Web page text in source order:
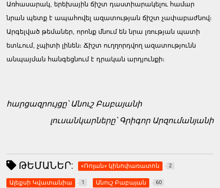
Առհասարակ, երեխային ճիշտ դաստիարակելու համար
նրան պետք է ապահովել ազատության ճիշտ չափաբաժնով։
Արգելված թեմաներ, որոնք մնում են նրա լռության պատի
ետևում, չպիտի լինեն։ Ճիշտ ուղղորդվող ազատությունն
անպայման հանգեցնում է դրական արդյունքի։
հարցազրույցը՝ Անուշ Բաբայանի
լուսանկարները՝ Գրիգոր Արզումանյանի
ԹԵՄԱՆԵՐ: «Ռոլան» կինոփառատոն 2
Ալեքսի Կվատանիա 1 Անուշ Բաբայան 60